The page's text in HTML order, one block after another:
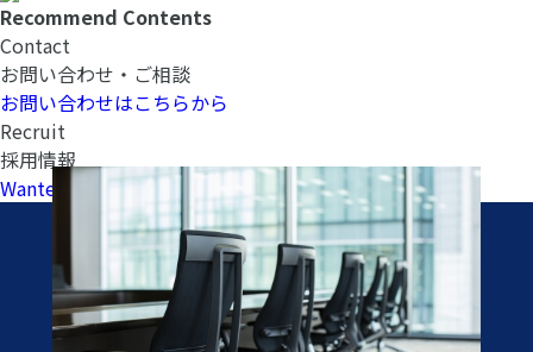
Recommend Contents
Contact
お問い合わせ・ご相談
お問い合わせはこちらから
Recruit
採用情報
Wantedlyへ